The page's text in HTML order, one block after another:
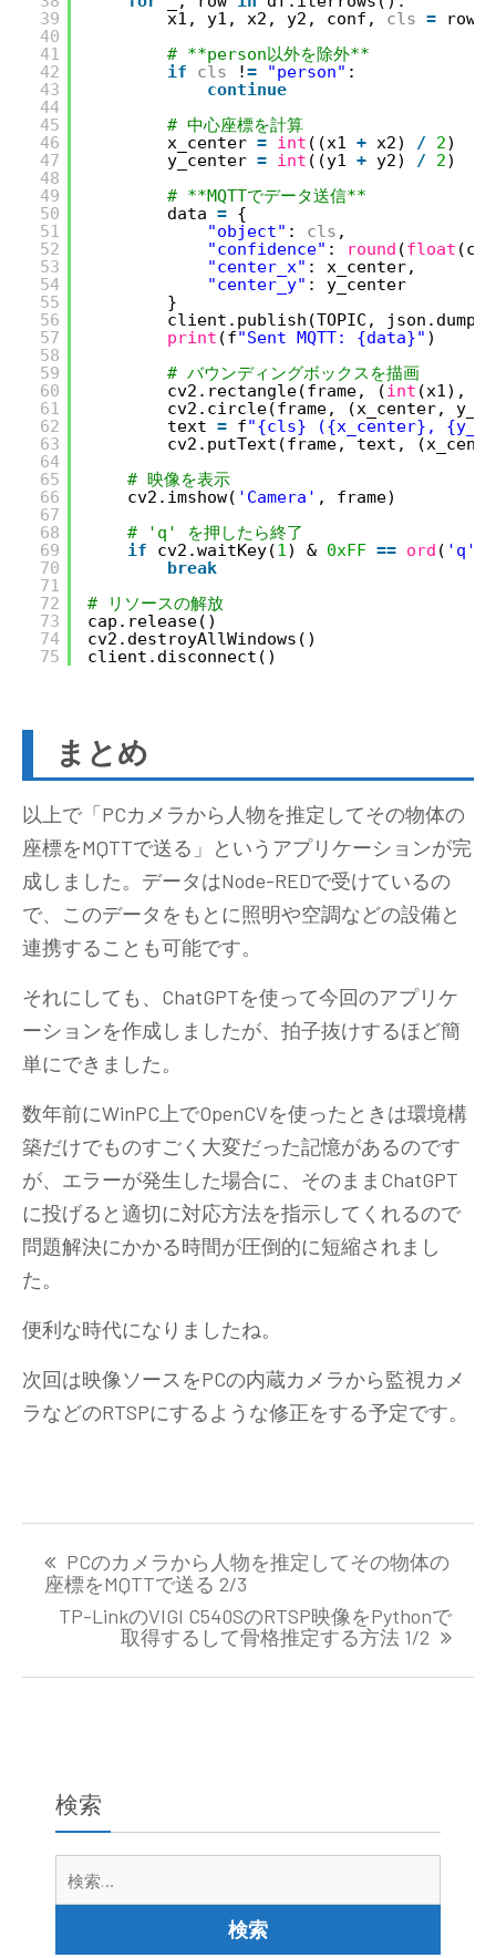
39
40
41
42
43
44
45
46
47
48
49
50
51
52
53
54
55
56
57
58
59
60
61
62
63
64
65
66
67
68
69
70
71
72
73
74
75
x1, y1, x2, y2, conf, cls = row[
# **person以外を除外**
if
cls != "person" :
continue
# 中心座標を計算
x_center = int ((x1 + x2) / 2)
y_center = int ((y1 + y2) / 2)
# **MQTTでデータ送信**
data = {
"object" : cls ,
"confidence" : round (float
"center_x" : x_center,
"center_y" : y_center
}
client.publish(TOPIC,
print (f"Sent MQTT: {data}" )
# バウンディングボックスを描画
cv2.rectangle(frame, (int (x1),
cv2.circle(frame, (x_center,
text = f"{cls} ({x_center},
cv2.putText(frame, text,
# 映像を表示
cv2.imshow( 'Camera' , frame)
# 'q' を押したら終了
if
cv2.waitKey(1) & 0xFF == ord ( 'q'
break
# リソースの解放
cap.release()
cv2.destroyAllWindows()
client.disconnect()
まとめ
以上で「PCカメラから人物を推定してその物体の
座標をMQTTで送る」というアプリケーションが完
成しました。データはNode-REDで受けているの
で、このデータをもとに照明や空調などの設備と
連携することも可能です。
それにしても、ChatGPTを使って今回のアプリケ
ーションを作成しましたが、拍子抜けするほど簡
単にできました。
数年前にWinPC上でOpenCVを使ったときは環境構
築だけでものすごく大変だった記憶があるのです
が、エラーが発生した場合に、そのままChatGPT
に投げると適切に対応方法を指示してくれるので
問題解決にかかる時間が圧倒的に短縮されまし
た。
便利な時代になりましたね。
次回は映像ソースをPCの内蔵カメラから監視カメ
ラなどのRTSPにするような修正をする予定です。
ー
PCのカメラから人物を推定してその物体の
座標をMQTTで送る 2/3
TP-LinkのVIGI C540SのRTSP映像をPythonで
取得するして骨格推定する方法 1/2
検索